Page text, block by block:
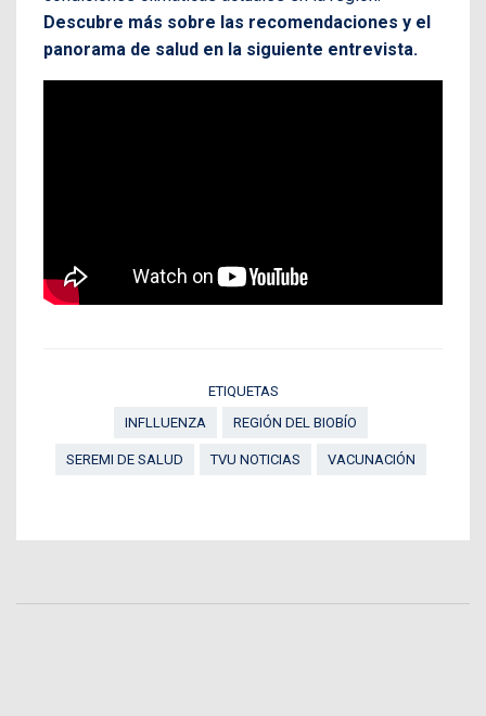
Descubre más sobre las recomendaciones y el
panorama de salud en la siguiente entrevista.
ETIQUETAS
INFLLUENZA
REGIÓN DEL BIOBÍO
SEREMI DE SALUD TVU NOTICIAS VACUNACIÓN